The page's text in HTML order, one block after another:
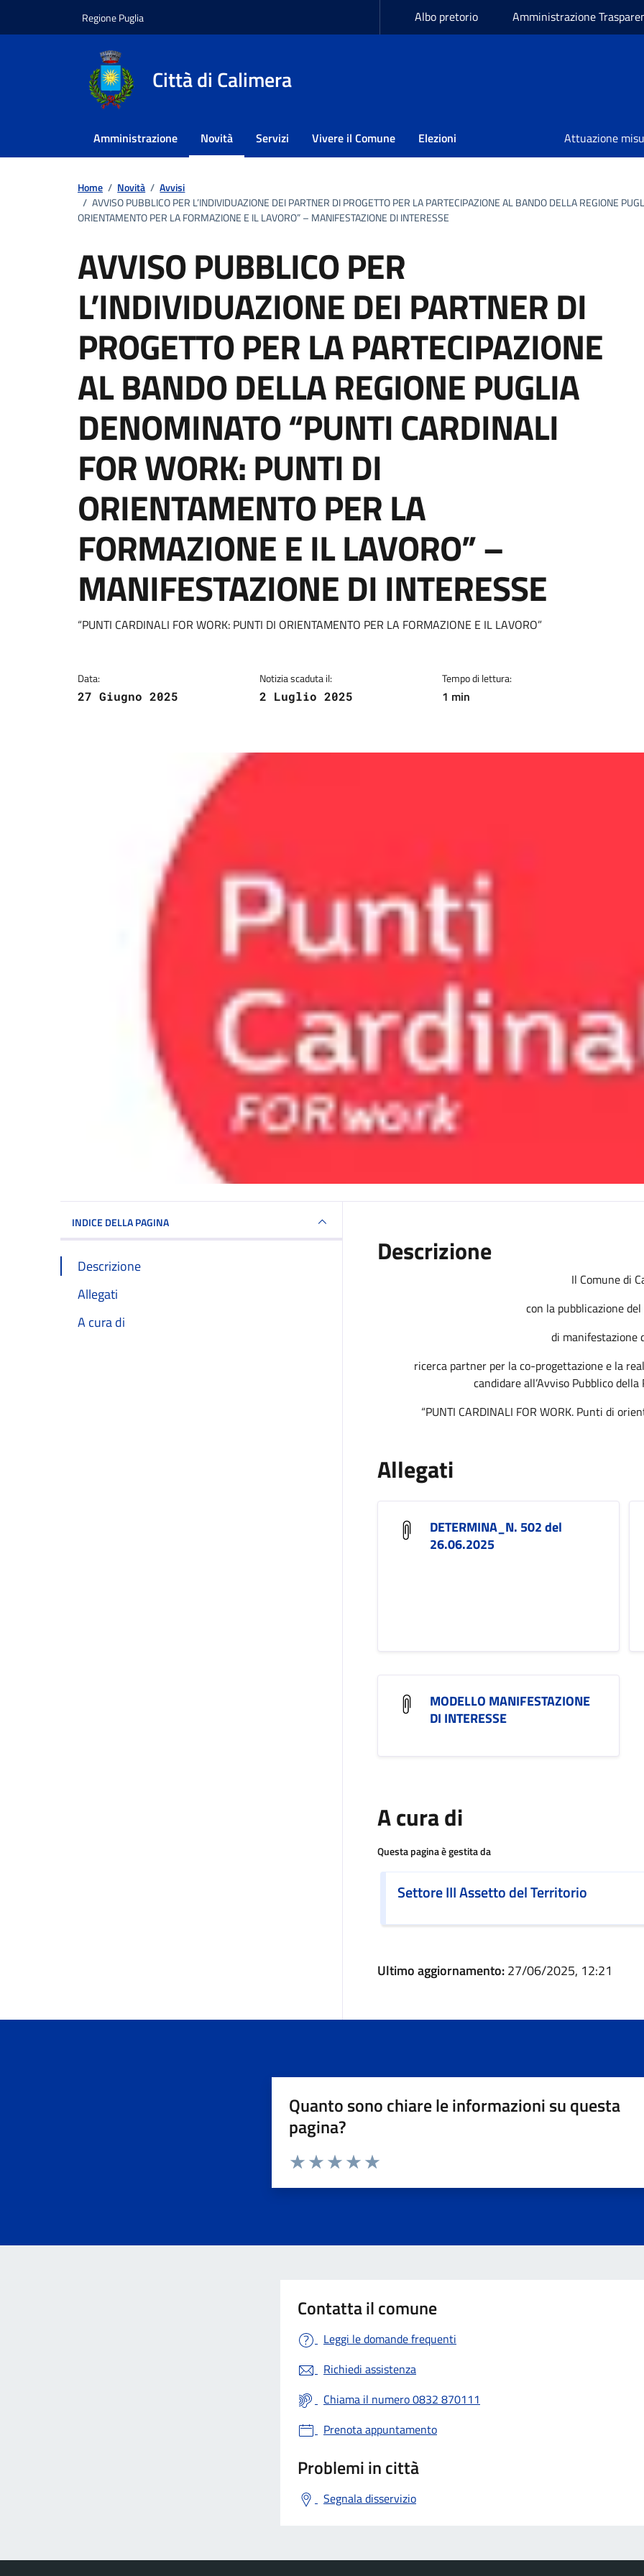
Regione Puglia Albo pretorio Amministrazione
Città di Calimera
Amministrazione Novità Servizi Vivere il Comune Elezioni Attuazione
Home / Novità / Avvisi
/ AVVISO PUBBLICO PER L’INDIVIDUAZIONE DEI PARTNER DI PROGETTO PER LA PARTECIPAZIONE AL BANDO DELLA REGIONE
ORIENTAMENTO PER LA FORMAZIONE E IL LAVORO” – MANIFESTAZIONE DI INTERESSE
AVVISO PUBBLICO PER
L’INDIVIDUAZIONE DEI PARTNER DI
PROGETTO PER LA PARTECIPAZIONE
AL BANDO DELLA REGIONE PUGLIA
DENOMINATO “PUNTI CARDINALI
FOR WORK: PUNTI DI
ORIENTAMENTO PER LA
FORMAZIONE E IL LAVORO” –
MANIFESTAZIONE DI INTERESSE
Dettagli della notizia
“PUNTI CARDINALI FOR WORK: PUNTI DI ORIENTAMENTO PER LA FORMAZIONE E IL LAVORO”
Data:
27 Giugno 2025
Notizia scaduta il:
2 Luglio 2025
Tempo di lettura:
1 min
INDICE DELLA PAGINA
Descrizione
Allegati
A cura di
Descrizione
Il Comune di
con la pubblicazione
di manifestazione
ricerca partner per la co-progettazione e la
candidare all’Avviso Pubblico
“PUNTI CARDINALI FOR WORK. Punti di
Allegati
DETERMINA_N. 502 del
26.06.2025
MODELLO MANIFESTAZIONE
DI INTERESSE
A cura di
Questa pagina è gestita da
Settore III Assetto del Territorio
Ultimo aggiornamento:27/06/2025, 12:21
Quanto sono chiare le informazioni su questa
pagina?
Contatta il comune
Leggi le domande frequenti
Richiedi assistenza
Chiama il numero 0832 870111
Prenota appuntamento
Problemi in città
Segnala disservizio